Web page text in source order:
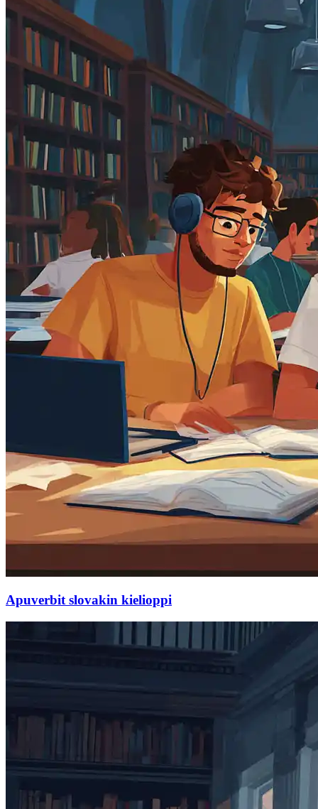
Apuverbit slovakin kielioppi